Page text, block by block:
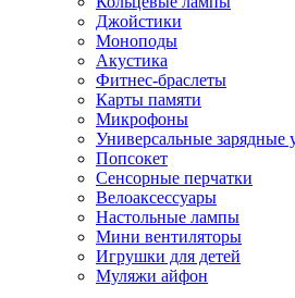
Джойстики
Моноподы
Акустика
Фитнес-браслеты
Карты памяти
Микрофоны
Универсальные зарядные
Попсокет
Сенсорные перчатки
Велоаксессуары
Настольные лампы
Мини вентиляторы
Игрушки для детей
Муляжи айфон